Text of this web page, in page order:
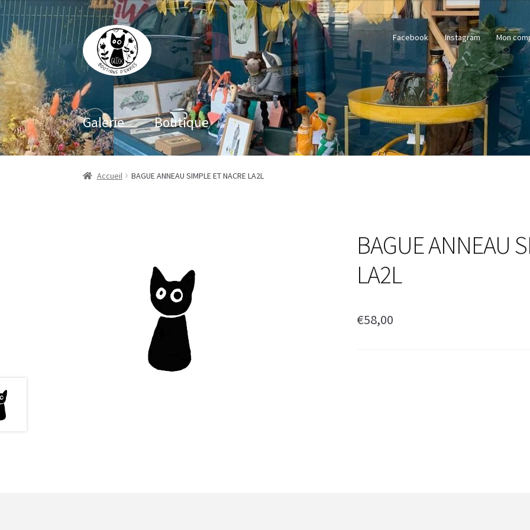
Aller
à
la
navigation
Aller
au
contenu
Facebook Instagram Mon
Galerie Boutique
Accueil BAGUE ANNEAU SIMPLE ET NACRE LA2L
BAGUE ANNEAU
LA2L
€58,00